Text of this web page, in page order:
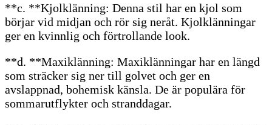
**c. **Kjolklänning: Denna stil har en kjol som
börjar vid midjan och rör sig neråt. Kjolklänningar
ger en kvinnlig och förtrollande look.
**d. **Maxiklänning: Maxiklänningar har en längd
som sträcker sig ner till golvet och ger en
avslappnad, bohemisk känsla. De är populära för
sommarutflykter och stranddagar.